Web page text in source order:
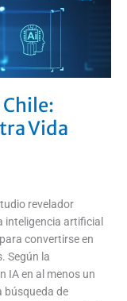
Vida
revelador
inteligencia artificial
convertirse en
Según la
IA en al menos un
búsqueda de